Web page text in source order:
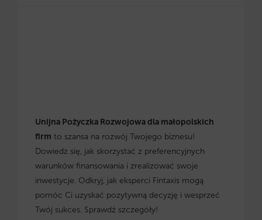
Unijna Pożyczka Rozwojowa dla małopolskich
firm to szansa na rozwój Twojego biznesu!
Dowiedz się, jak skorzystać z preferencyjnych
warunków finansowania i zrealizować swoje
inwestycje. Odkryj, jak eksperci Fintaxis mogą
pomóc Ci uzyskać pozytywną decyzję i wesprzeć
Twój sukces. Sprawdź szczegóły!